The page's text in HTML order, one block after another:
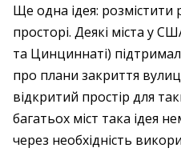
Ще одна ідея:
просторі. Деякі міста у
та Цинциннаті)
про плани закриття
відкритий простір для
багатьох міст така ідея
через необхідність